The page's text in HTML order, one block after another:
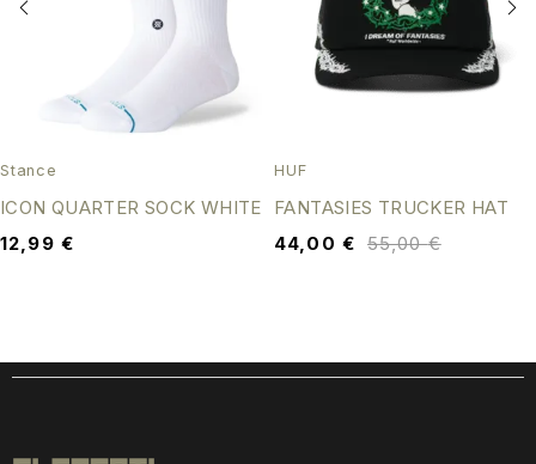
Stance
ICON QUARTER SOCK WHITE
12,99 €
HUF
FANTASIES TRUCKER HAT
55,00€
44,00 €